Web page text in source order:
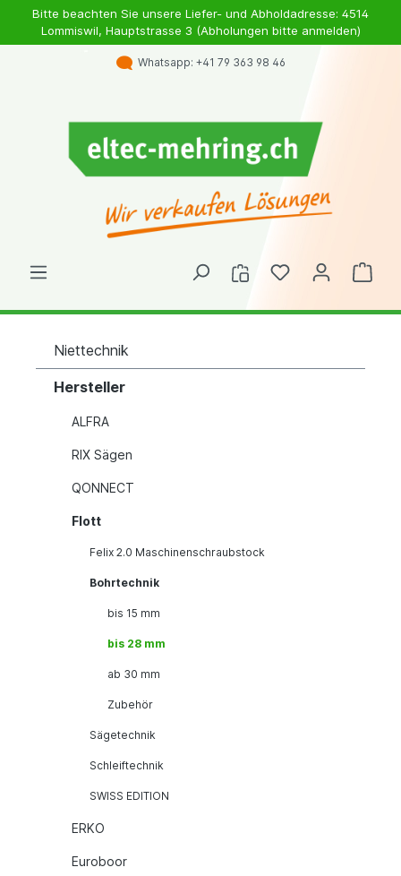
Bitte beachten Sie unsere Liefer- und Abholdadresse: 4514
Lommiswil, Hauptstrasse 3 (Abholungen bitte anmelden)
Whatsapp: +41 79 363 98 46
Niettechnik
Hersteller
ALFRA
RIX Sägen
QONNECT
Flott
Felix 2.0 Maschinenschraubstock
Bohrtechnik
bis 15 mm
bis 28 mm
ab 30 mm
Zubehör
Sägetechnik
Schleiftechnik
SWISS EDITION
ERKO
Euroboor